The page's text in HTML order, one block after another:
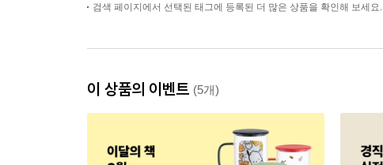
검색 페이지에서 선택된 태그에 등록된 더 많은 상품을 확인해 보세요.
이 상품의 이벤트 (5개)